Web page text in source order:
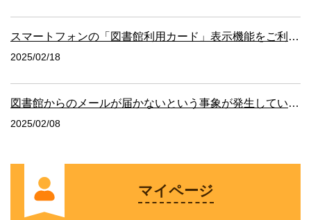
スマートフォンの「図書館利用カード」表示機能をご利用ください
2025/02/18
図書館からのメールが届かないという事象が発生しています
2025/02/08
マイページ